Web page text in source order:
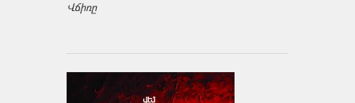
Վճիռը